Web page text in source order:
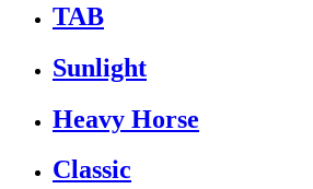
TAB
Sunlight
Heavy Horse
Classic